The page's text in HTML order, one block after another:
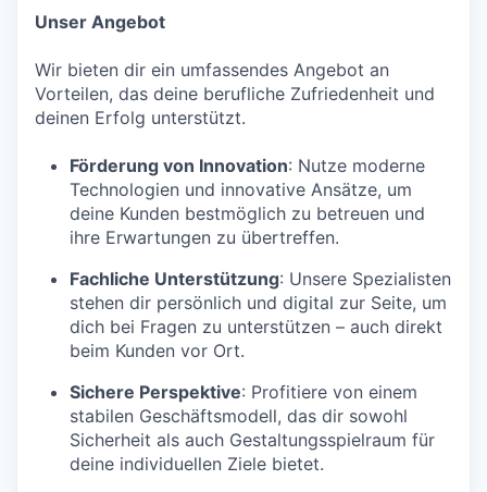
Unser Angebot
Wir bieten dir ein umfassendes Angebot an
Vorteilen, das deine berufliche Zufriedenheit und
deinen Erfolg unterstützt.
Förderung von Innovation: Nutze moderne
Technologien und innovative Ansätze, um
deine Kunden bestmöglich zu betreuen und
ihre Erwartungen zu übertreffen.
Fachliche Unterstützung: Unsere Spezialisten
stehen dir persönlich und digital zur Seite, um
dich bei Fragen zu unterstützen – auch direkt
beim Kunden vor Ort.
Sichere Perspektive: Profitiere von einem
stabilen Geschäftsmodell, das dir sowohl
Sicherheit als auch Gestaltungsspielraum für
deine individuellen Ziele bietet.